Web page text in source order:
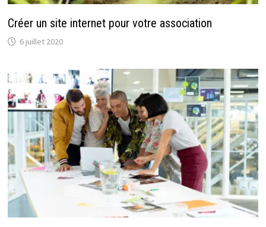
Créer un site internet pour votre association
6 juillet 2020